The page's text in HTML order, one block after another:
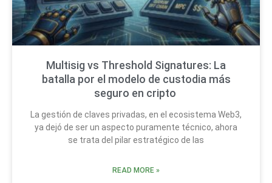
Multisig vs Threshold Signatures: La
batalla por el modelo de custodia más
seguro en cripto
La gestión de claves privadas, en el ecosistema Web3,
ya dejó de ser un aspecto puramente técnico, ahora
se trata del pilar estratégico de las
READ MORE »